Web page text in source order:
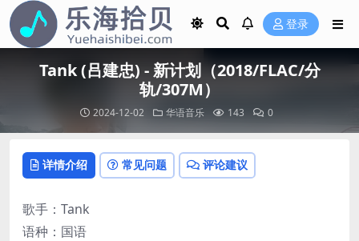
登录
Tank (吕建忠) - 新计划（2018/FLAC/分
轨/307M）
2024-12-02 华语音乐 143 0
详情介绍 常见问题 评论建议
歌手：Tank
语种：国语